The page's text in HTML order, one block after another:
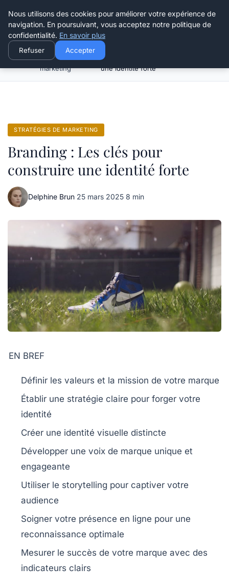
Henry Panky
Stratégies de
marketing
Branding : Les clés pour construire
une identité forte
STRATÉGIES DE MARKETING
Branding : Les clés pour
construire une identité forte
Delphine Brun·25 mars 2025·8 min
EN BREF
Définir les valeurs et la mission de votre marque
Établir une stratégie claire pour forger votre
identité
Créer une identité visuelle distincte
Développer une voix de marque unique et
engageante
Utiliser le storytelling pour captiver votre
audience
Soigner votre présence en ligne pour une
reconnaissance optimale
Mesurer le succès de votre marque avec des
indicateurs clairs
Nous utilisons des cookies pour améliorer votre expérience de
navigation. En poursuivant, vous acceptez notre politique de
confidentialité. En savoir plus
Refuser Accepter